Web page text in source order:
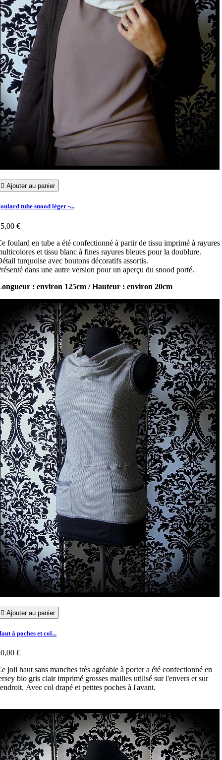
 Ajouter au panier
tube snood léger -...
€
foulard en tube a été confectionné à partir de tissu imprimé à rayures
et tissu blanc à fines rayures bleues pour la doublure.
turquoise avec boutons décoratifs assortis.
dans une autre version pour un aperçu du snood porté.
: environ 125cm / Hauteur : environ 20cm
 Ajouter au panier
à poches et col...
€
joli haut sans manches très agréable à porter a été confectionné en
bio gris clair imprimé grosses mailles utilisé sur l'envers et sur
Avec col drapé et petites poches à l'avant.